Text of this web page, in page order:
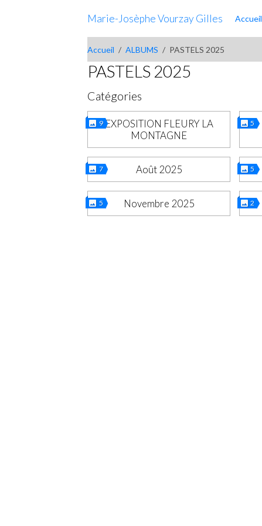
Marie-Josèphe Vourzay Gilles Accueil
Accueil ALBUMS PASTELS 2025
PASTELS 2025
Catégories
9 EXPOSITION FLEURY LA
MONTAGNE
5
7 Août 2025 5
5 Novembre 2025 2